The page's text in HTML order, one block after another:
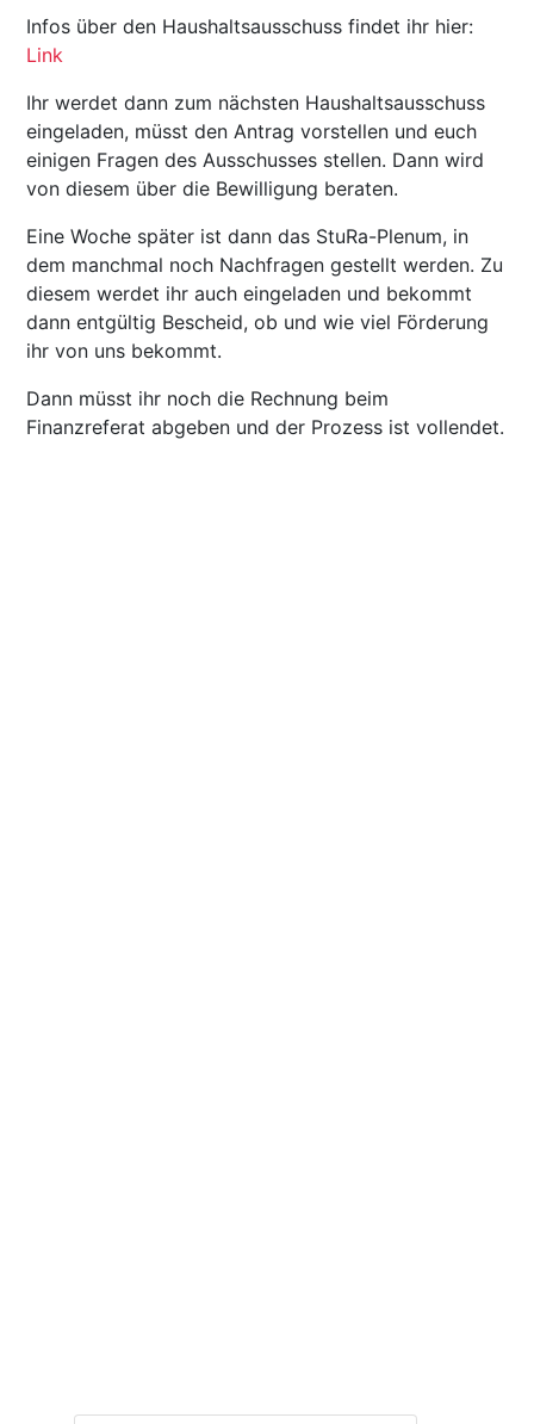
Infos über den Haushaltsausschuss findet ihr hier:
Link
Ihr werdet dann zum nächsten Haushaltsausschuss
eingeladen, müsst den Antrag vorstellen und euch
einigen Fragen des Ausschusses stellen. Dann wird
von diesem über die Bewilligung beraten.
Eine Woche später ist dann das StuRa-Plenum, in
dem manchmal noch Nachfragen gestellt werden. Zu
diesem werdet ihr auch eingeladen und bekommt
dann entgültig Bescheid, ob und wie viel Förderung
ihr von uns bekommt.
Dann müsst ihr noch die Rechnung beim
Finanzreferat abgeben und der Prozess ist vollendet.